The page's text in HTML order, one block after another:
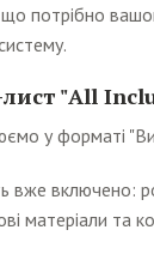
потрібно
"All
у форматі
вже включено:
матеріали та